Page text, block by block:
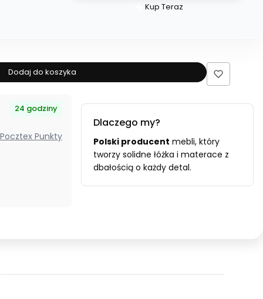
Szybki
Prześcieradło
180x200x32
gumką
Kup Teraz
Dodaj do koszyka
24 godziny
- Pocztex Punkty
Dlaczego my?
Polski producent mebli, który
tworzy solidne łóżka i materace z
dbałością o każdy detal.